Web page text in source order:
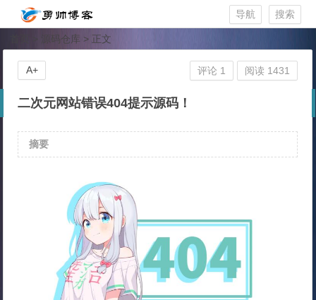
搜索
导航
源码仓库 > 正文
二次元网站错误404提示源码！
摘要
评论 1 阅读 1431
A+